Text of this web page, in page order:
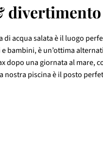
di acqua salata è il luogo
bambini, è un’ottima
dopo una giornata al mare,
nostra piscina è il posto